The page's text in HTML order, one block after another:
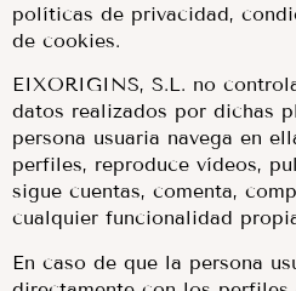
políticas de privacidad,
de cookies.
EIXORIGINS, S.L. no
datos realizados por dichas
persona usuaria navega en
perfiles, reproduce vídeos,
sigue cuentas, comenta,
cualquier funcionalidad
En caso de que la persona